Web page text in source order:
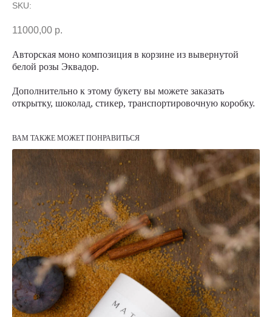
SKU:
11000,00 р.
Авторская моно композиция в корзине из вывернутой
белой розы Эквадор.
Дополнительно к этому букету вы можете заказать
открытку, шоколад, стикер, транспортировочную коробку.
ВАМ ТАКЖЕ МОЖЕТ ПОНРАВИТЬСЯ